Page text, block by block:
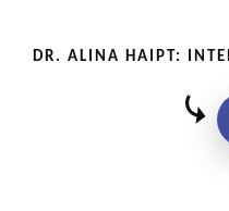
DR. ALINA HAIPT: